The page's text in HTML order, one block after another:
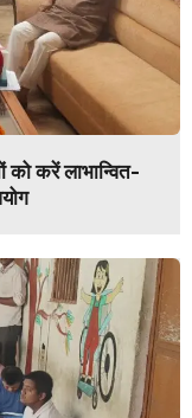
को करें लाभान्वित-